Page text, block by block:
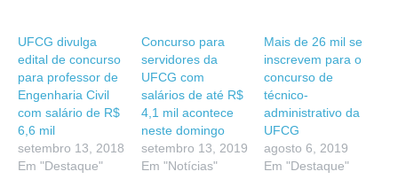
UFCG divulga
edital de concurso
para professor de
Engenharia Civil
com salário de R$
6,6 mil
setembro 13, 2018
Em "Destaque"
Concurso para
servidores da
UFCG com
salários de até R$
4,1 mil acontece
neste domingo
setembro 13, 2019
Em "Notícias"
Mais de 26 mil se
inscrevem para o
concurso de
técnico-
administrativo da
UFCG
agosto 6, 2019
Em "Destaque"